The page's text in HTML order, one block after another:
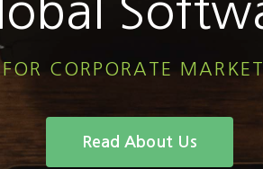
FOR CORPORATE
Read About Us